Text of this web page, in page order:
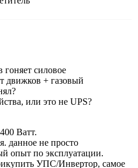
гоняет силовое
движков + газовый
или это не UPS?
Ватт.
данное не просто
опыт по эксплуатации.
УПС/Инвертор, самое